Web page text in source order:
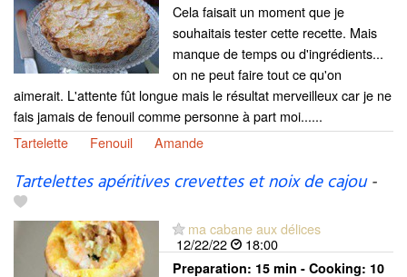
Cela faisait un moment que je
souhaitais tester cette recette. Mais
manque de temps ou d'ingrédients...
on ne peut faire tout ce qu'on
aimerait. L'attente fût longue mais le résultat merveilleux car je ne
fais jamais de fenouil comme personne à part moi......
Tartelette
Fenouil Amande
Tartelettes apéritives crevettes et noix de cajou-
ma cabane aux délices
12/22/22
18:00
Preparation: 15 min - Cooking: 10